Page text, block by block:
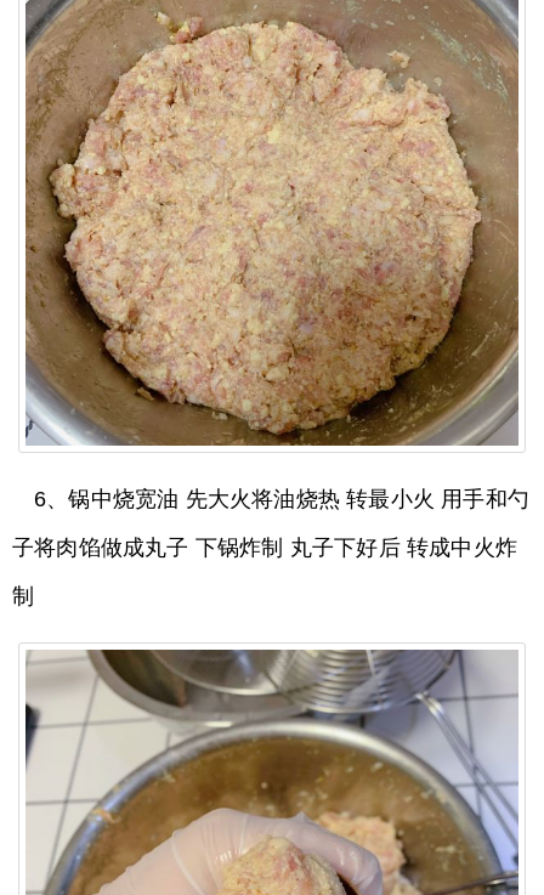
6、锅中烧宽油 先大火将油烧热 转最小火 用手和勺
子将肉馅做成丸子 下锅炸制 丸子下好后 转成中火炸
制